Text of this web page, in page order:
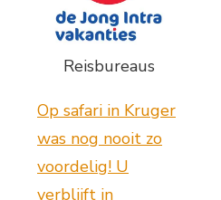
Reisbureaus
Op safari in Kruger
was nog nooit zo
voordelig! U
verblijft in